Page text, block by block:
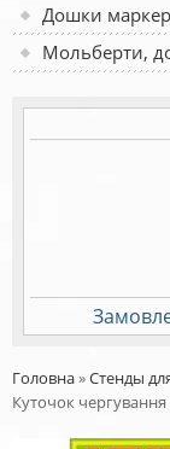
Дошки
Мольберти,
Головна»Стенды
Куточок